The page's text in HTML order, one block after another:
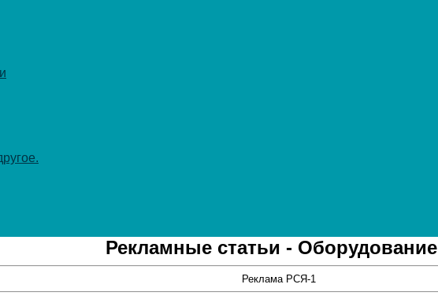
Рекламные статьи - Оборудование
Реклама РСЯ-1